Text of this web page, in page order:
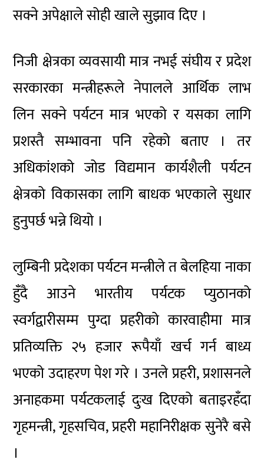
सक्ने अपेक्षाले सोही खाले सुझाव दिए ।
निजी क्षेत्रका व्यवसायी मात्र नभई संघीय र प्रदेश
सरकारका मन्त्रीहरूले नेपालले आर्थिक लाभ
लिन सक्ने पर्यटन मात्र भएको र यसका लागि
प्रशस्तै सम्भावना पनि रहेको बताए । तर
अधिकांशको जोड विद्यमान कार्यशैली पर्यटन
क्षेत्रको विकासका लागि बाधक भएकाले सुधार
हुनुपर्छ भन्ने थियो ।
लुम्बिनी प्रदेशका पर्यटन मन्त्रीले त बेलहिया नाका
हुँदै आउने भारतीय पर्यटक प्युठानको
स्वर्गद्वारीसम्म पुग्दा प्रहरीको कारवाहीमा मात्र
प्रतिव्यक्ति २५ हजार रूपैयाँ खर्च गर्न बाध्य
भएको उदाहरण पेश गरे । उनले प्रहरी, प्रशासनले
अनाहकमा पर्यटकलाई दुःख दिएको बताइरहँदा
गृहमन्त्री, गृहसचिव, प्रहरी महानिरीक्षक सुनेरै बसे
।